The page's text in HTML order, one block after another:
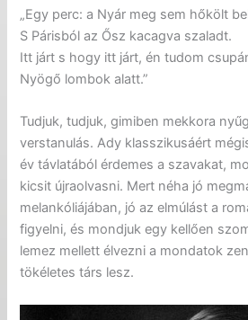
„Egy perc: a Nyár meg sem hőkölt
S Párisból az Ősz kacagva szaladt.
Itt járt s hogy itt járt, én tudom
Nyögő lombok alatt.”
Tudjuk, tudjuk, gimiben mekkora
verstanulás. Ady klasszikusáért
év távlatából érdemes a szavakat,
kicsit újraolvasni. Mert néha jó
melankóliájában, jó az elmúlást a
figyelni, és mondjuk egy kellően
lemez mellett élvezni a mondatok
tökéletes társ lesz.